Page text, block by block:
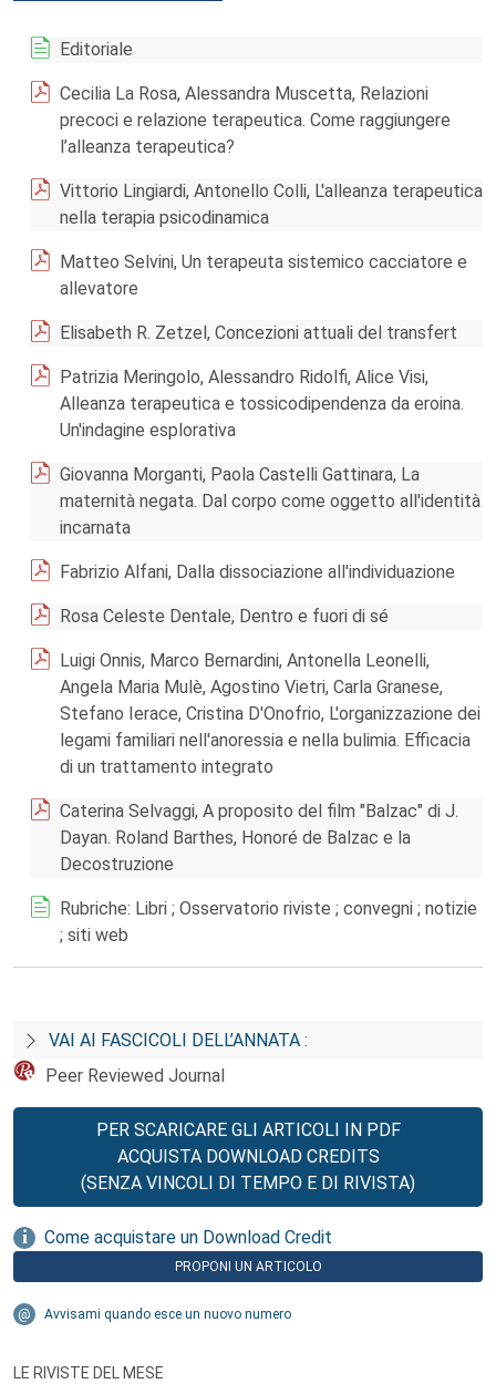
Editoriale
Cecilia La Rosa, Alessandra Muscetta, Relazioni
precoci e relazione terapeutica. Come raggiungere
l’alleanza terapeutica?
Vittorio Lingiardi, Antonello Colli, L'alleanza terapeutica
nella terapia psicodinamica
Matteo Selvini, Un terapeuta sistemico cacciatore e
allevatore
Elisabeth R. Zetzel, Concezioni attuali del transfert
Patrizia Meringolo, Alessandro Ridolfi, Alice Visi,
Alleanza terapeutica e tossicodipendenza da eroina.
Un'indagine esplorativa
Giovanna Morganti, Paola Castelli Gattinara, La
maternità negata. Dal corpo come oggetto all'identità
incarnata
Fabrizio Alfani, Dalla dissociazione all'individuazione
Rosa Celeste Dentale, Dentro e fuori di sé
Luigi Onnis, Marco Bernardini, Antonella Leonelli,
Angela Maria Mulè, Agostino Vietri, Carla Granese,
Stefano Ierace, Cristina D'Onofrio, L'organizzazione dei
legami familiari nell'anoressia e nella bulimia. Efficacia
di un trattamento integrato
Caterina Selvaggi, A proposito del film "Balzac" di J.
Dayan. Roland Barthes, Honoré de Balzac e la
Decostruzione
Rubriche: Libri ; Osservatorio riviste ; convegni ; notizie
; siti web
VAI AI FASCICOLI DELL’ANNATA :
Peer Reviewed Journal
PER SCARICARE GLI ARTICOLI IN PDF
ACQUISTA DOWNLOAD CREDITS
(SENZA VINCOLI DI TEMPO E DI RIVISTA)
Come acquistare un Download Credit
PROPONI UN ARTICOLO
Avvisami quando esce un nuovo numero
LE RIVISTE DEL MESE